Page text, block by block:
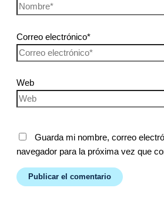
Correo electrónico*
Web
Guarda mi nombre, correo
navegador para la próxima vez que